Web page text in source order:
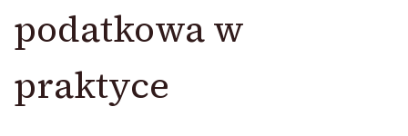
podatkowa w
praktyce